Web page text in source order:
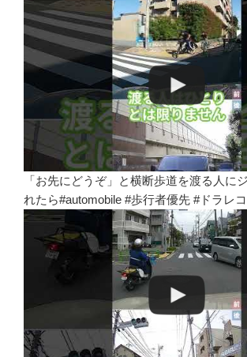
「お先にどうぞ」と横断歩道を渡る人に
れたら#automobile #歩行者優先 #ドラレコ